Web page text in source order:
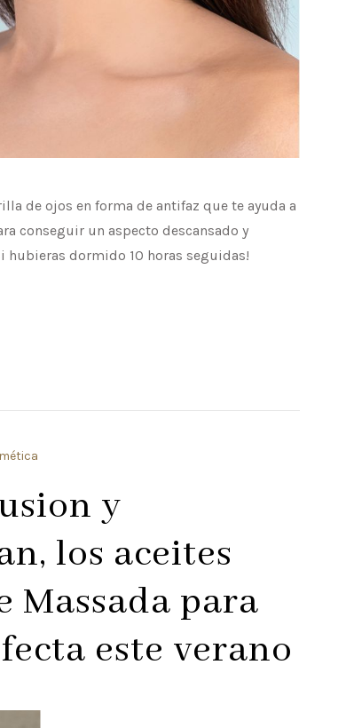
de ojos en forma de antifaz que te ayuda a
conseguir un aspecto descansado y
hubieras dormido 10 horas seguidas!
y
los aceites
Massada para
este verano